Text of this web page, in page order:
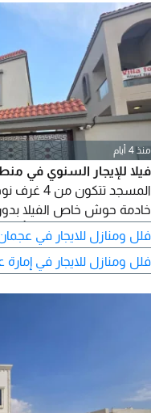
منذ 4 أيام
فيلا للإيجار السنوي في
المسجد
تسهيلات في الدفعات تأمين
والاستفسار يرجى الاتصال
فلل ومنازل للايجار في
فلل ومنازل للايجار في